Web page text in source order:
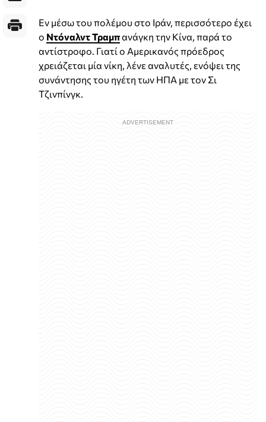
Εν μέσω του πολέμου στο Ιράν, περισσότερο έχει
ο Ντόναλντ Τραμπανάγκη την Κίνα, παρά το
αντίστροφο. Γιατί ο Αμερικανός πρόεδρος
χρειάζεται μία νίκη, λένε αναλυτές, ενόψει της
συνάντησης του ηγέτη των ΗΠΑ με τον Σι
Τζινπίνγκ.